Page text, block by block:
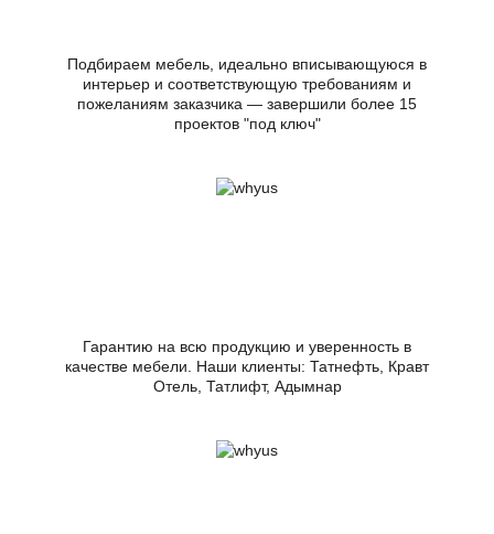
Подбираем мебель, идеально вписывающуюся в
интерьер и соответствующую требованиям и
пожеланиям заказчика — завершили более 15
проектов "под ключ"
Гарантию на всю продукцию и уверенность в
качестве мебели. Наши клиенты: Татнефть, Кравт
Отель, Татлифт, Адымнар